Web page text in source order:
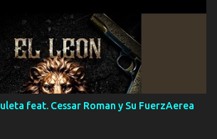
porque es platica de grandes por eso hay
las instrucciones para atender los deberes
algún problema de confianza tengo gente
y también Pariente 7 arreglan
más es cuestión que ordené NOS HACE
DE CLAVE ERA EL 24 SIEMPRE FUE UN
POR ALGO M'URIÓ PELEAND0 SIEMPRE
QUE SIGA EL LEGADO Es el DOS de
feat. Cessar Roman y Su FuerzAerea